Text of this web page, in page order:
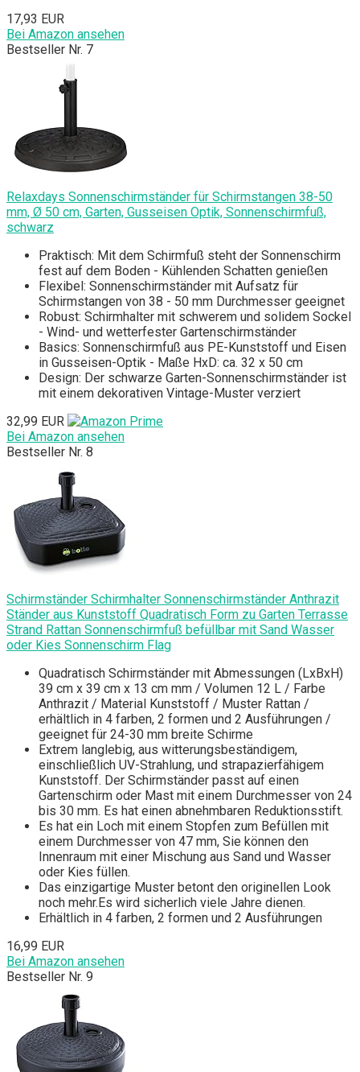
17,93 EUR
Bei Amazon ansehen
Bestseller Nr. 7
Relaxdays Sonnenschirmständer für Schirmstangen 38-50
mm, Ø 50 cm, Garten, Gusseisen Optik, Sonnenschirmfuß,
schwarz
Praktisch: Mit dem Schirmfuß steht der Sonnenschirm
fest auf dem Boden - Kühlenden Schatten genießen
Flexibel: Sonnenschirmständer mit Aufsatz für
Schirmstangen von 38 - 50 mm Durchmesser geeignet
Robust: Schirmhalter mit schwerem und solidem Sockel
- Wind- und wetterfester Gartenschirmständer
Basics: Sonnenschirmfuß aus PE-Kunststoff und Eisen
in Gusseisen-Optik - Maße HxD: ca. 32 x 50 cm
Design: Der schwarze Garten-Sonnenschirmständer ist
mit einem dekorativen Vintage-Muster verziert
32,99 EUR
Bei Amazon ansehen
Bestseller Nr. 8
Schirmständer Schirmhalter Sonnenschirmständer Anthrazit
Ständer aus Kunststoff Quadratisch Form zu Garten Terrasse
Strand Rattan Sonnenschirmfuß befüllbar mit Sand Wasser
oder Kies Sonnenschirm Flag
Quadratisch Schirmständer mit Abmessungen (LxBxH)
39 cm x 39 cm x 13 cm mm / Volumen 12 L / Farbe
Anthrazit / Material Kunststoff / Muster Rattan /
erhältlich in 4 farben, 2 formen und 2 Ausführungen /
geeignet für 24-30 mm breite Schirme
Extrem langlebig, aus witterungsbeständigem,
einschließlich UV-Strahlung, und strapazierfähigem
Kunststoff. Der Schirmständer passt auf einen
Gartenschirm oder Mast mit einem Durchmesser von 24
bis 30 mm. Es hat einen abnehmbaren Reduktionsstift.
Es hat ein Loch mit einem Stopfen zum Befüllen mit
einem Durchmesser von 47 mm, Sie können den
Innenraum mit einer Mischung aus Sand und Wasser
oder Kies füllen.
Das einzigartige Muster betont den originellen Look
noch mehr.Es wird sicherlich viele Jahre dienen.
Erhältlich in 4 farben, 2 formen und 2 Ausführungen
16,99 EUR
Bei Amazon ansehen
Bestseller Nr. 9